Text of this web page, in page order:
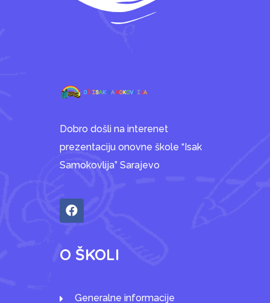
Dobro došli na interenet
prezentaciju onovne škole “Isak
Samokovlija” Sarajevo
O ŠKOLI
Generalne informacije